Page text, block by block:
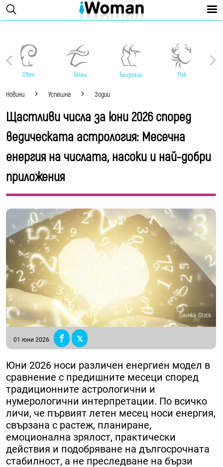
Овен Телец Близнаци Рак
Новини Успешна Зодии
Щастливи числа за юни 2026 според
ведическата астрология: Месечна
енергия на числата, насоки и най-добри
приложения
Снимка: iStock
01 юни 2026
Юни 2026 носи различен енергиен модел в
сравнение с предишните месеци според
традиционните астрологични и
нумерологични интерпретации. По всичко
личи, че първият летен месец носи енергия,
свързана с растеж, планиране,
емоционална зрялост, практически
действия и подобряване на дългосрочната
стабилност, а не преследване на бързи